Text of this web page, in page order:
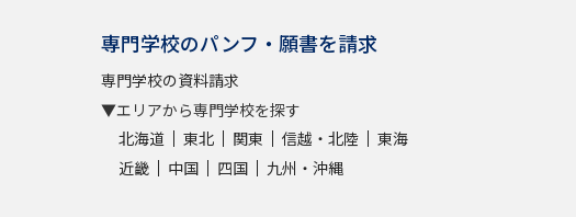
専門学校のパンフ・願書を請求
専門学校の資料請求
▼エリアから専門学校を探す
北海道
東北 関東 信越・北陸
東海
近畿
中国 四国 九州・沖縄